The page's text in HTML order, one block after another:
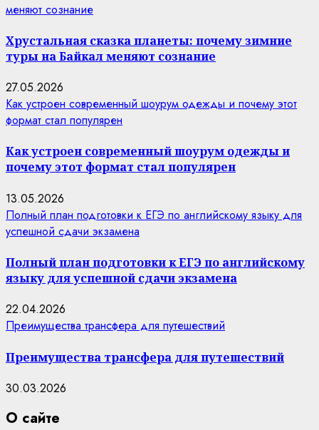
меняют сознание
Хрустальная сказка планеты: почему зимние
туры на Байкал меняют сознание
27.05.2026
Как устроен современный шоурум одежды и почему этот
формат стал популярен
Как устроен современный шоурум одежды и
почему этот формат стал популярен
13.05.2026
Полный план подготовки к ЕГЭ по английскому языку для
успешной сдачи экзамена
Полный план подготовки к ЕГЭ по английскому
языку для успешной сдачи экзамена
22.04.2026
Преимущества трансфера для путешествий
Преимущества трансфера для путешествий
30.03.2026
О сайте